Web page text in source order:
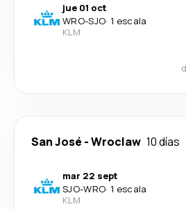
jue 01 oct
WRO-SJO· 1 escala
KLM
San José -Wroclaw 10 días
mar 22 sept
SJO-WRO· 1 escala
KLM